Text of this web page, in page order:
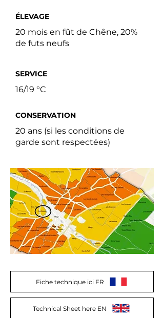
ÉLEVAGE
20 mois en fût de Chêne, 20%
de futs neufs
SERVICE
16/19 °C
CONSERVATION
20 ans (si les conditions de
garde sont respectées)
Fiche technique ici FR
Technical Sheet here EN